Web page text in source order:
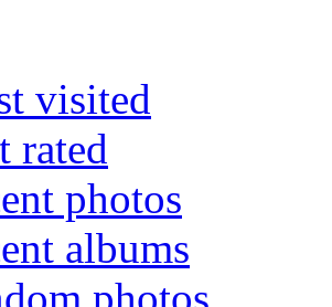
visited
rated
photos
albums
photos